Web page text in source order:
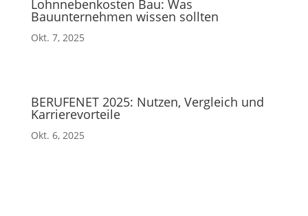
Lohnnebenkosten Bau: Was
Bauunternehmen wissen sollten
Okt. 7, 2025
BERUFENET 2025: Nutzen, Vergleich und
Karrierevorteile
Okt. 6, 2025